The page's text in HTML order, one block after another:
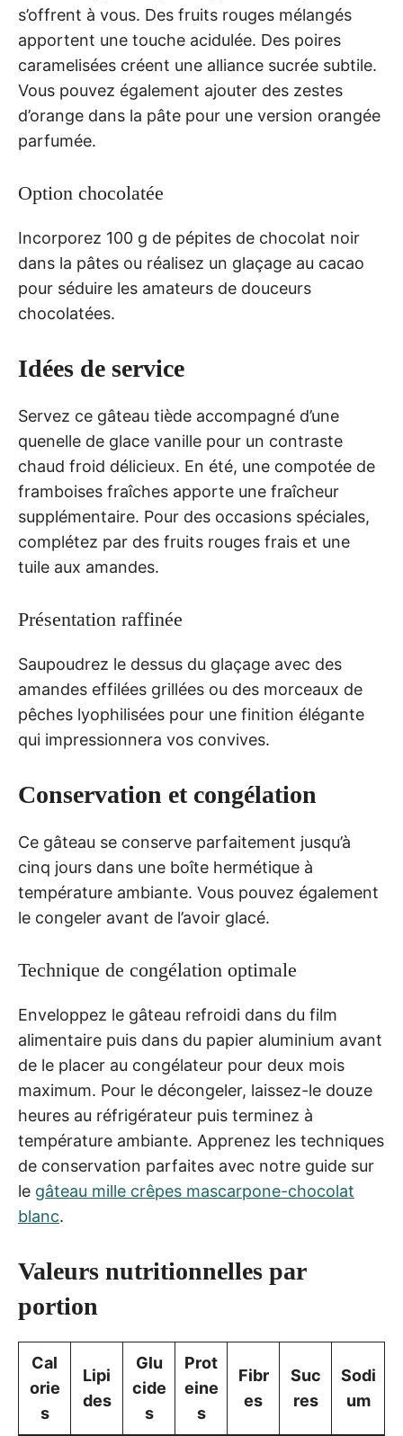
s’offrent à vous. Des fruits rouges mélangés
apportent une touche acidulée. Des poires
caramelisées créent une alliance sucrée subtile.
Vous pouvez également ajouter des zestes
d’orange dans la pâte pour une version orangée
parfumée.
Option chocolatée
Incorporez 100 g de pépites de chocolat noir
dans la pâtes ou réalisez un glaçage au cacao
pour séduire les amateurs de douceurs
chocolatées.
Idées de service
Servez ce gâteau tiède accompagné d’une
quenelle de glace vanille pour un contraste
chaud froid délicieux. En été, une compotée de
framboises fraîches apporte une fraîcheur
supplémentaire. Pour des occasions spéciales,
complétez par des fruits rouges frais et une
tuile aux amandes.
Présentation raffinée
Saupoudrez le dessus du glaçage avec des
amandes effilées grillées ou des morceaux de
pêches lyophilisées pour une finition élégante
qui impressionnera vos convives.
Conservation et congélation
Ce gâteau se conserve parfaitement jusqu’à
cinq jours dans une boîte hermétique à
température ambiante. Vous pouvez également
le congeler avant de l’avoir glacé.
Technique de congélation optimale
Enveloppez le gâteau refroidi dans du film
alimentaire puis dans du papier aluminium avant
de le placer au congélateur pour deux mois
maximum. Pour le décongeler, laissez-le douze
heures au réfrigérateur puis terminez à
température ambiante. Apprenez les techniques
de conservation parfaites avec notre guide sur
le gâteau mille crêpes mascarpone-chocolat
blanc.
Valeurs nutritionnelles par
portion
Cal
orie
s
Lipi
des
Glu
cide
s
Prot
eine
s
Fibr
es
Suc
res
Sodi
um